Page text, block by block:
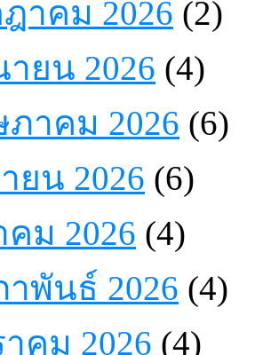
าคม 2026 (2)
ยน 2026 (4)
าคม 2026 (6)
ยน 2026 (6)
ม 2026 (4)
พันธ์ 2026 (4)
คม 2026 (4)